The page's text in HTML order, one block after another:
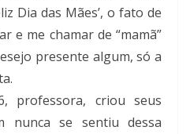
Dia das Mães’, o fato de
e me chamar de “mamã”
presente algum, só a
professora, criou seus
nunca se sentiu dessa